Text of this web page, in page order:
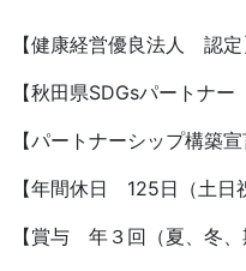
【健康経営優良法人 認定
【秋田県SDGsパートナー
【パートナーシップ構築
【年間休日 125日（土日
【賞与 年３回（夏、冬、